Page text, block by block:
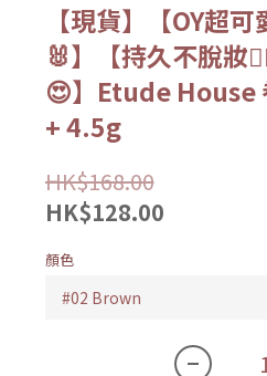
【現貨】【OY超
🐰】【持久不脫妝
😍】Etude House
+ 4.5g
HK$168.00
HK$128.00
顏色